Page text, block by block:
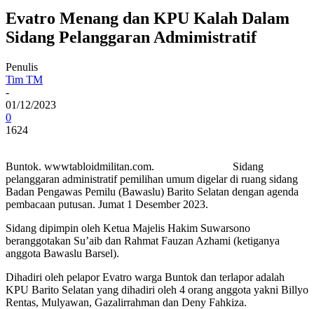
Evatro Menang dan KPU Kalah Dalam
Sidang Pelanggaran Admimistratif
Penulis
Tim TM
-
01/12/2023
0
1624
Buntok. wwwtabloidmilitan.com. Sidang
pelanggaran administratif pemilihan umum digelar di ruang sidang
Badan Pengawas Pemilu (Bawaslu) Barito Selatan dengan agenda
pembacaan putusan. Jumat 1 Desember 2023.
Sidang dipimpin oleh Ketua Majelis Hakim Suwarsono
beranggotakan Su’aib dan Rahmat Fauzan Azhami (ketiganya
anggota Bawaslu Barsel).
Dihadiri oleh pelapor Evatro warga Buntok dan terlapor adalah
KPU Barito Selatan yang dihadiri oleh 4 orang anggota yakni Billyo
Rentas, Mulyawan, Gazalirrahman dan Deny Fahkiza.